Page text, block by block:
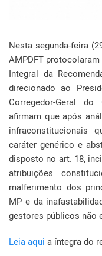
Nesta segunda-feira
AMPDFT
Integral da
direcionado ao
Corregedor-Geral do
afirmam que após
infraconstitucionais
caráter genérico e
disposto no art. 18,
atribuições
malferimento dos
MP e da
gestores públicos não
Leia aqui a íntegra do